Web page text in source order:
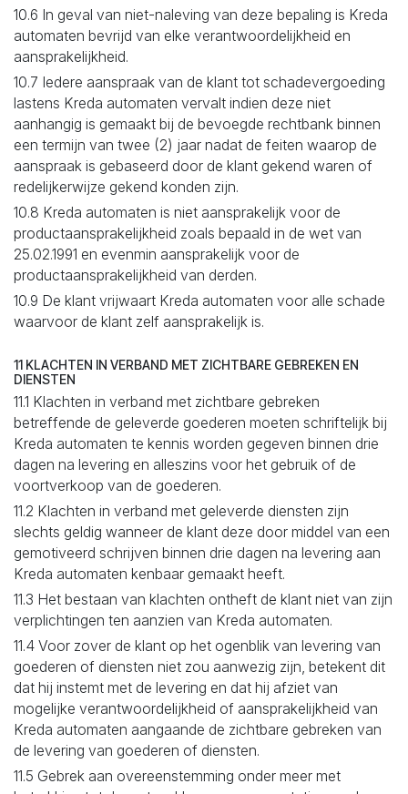
10.6 In geval van niet-naleving van deze bepaling is Kreda
automaten bevrijd van elke verantwoordelijkheid en
aansprakelijkheid.
10.7 Iedere aanspraak van de klant tot schadevergoeding
lastens Kreda automaten vervalt indien deze niet
aanhangig is gemaakt bij de bevoegde rechtbank binnen
een termijn van twee (2) jaar nadat de feiten waarop de
aanspraak is gebaseerd door de klant gekend waren of
redelijkerwijze gekend konden zijn.
10.8 Kreda automaten is niet aansprakelijk voor de
productaansprakelijkheid zoals bepaald in de wet van
25.02.1991 en evenmin aansprakelijk voor de
productaansprakelijkheid van derden.
10.9 De klant vrijwaart Kreda automaten voor alle schade
waarvoor de klant zelf aansprakelijk is.
11 KLACHTEN IN VERBAND MET ZICHTBARE GEBREKEN EN
DIENSTEN
11.1 Klachten in verband met zichtbare gebreken
betreffende de geleverde goederen moeten schriftelijk bij
Kreda automaten te kennis worden gegeven binnen drie
dagen na levering en alleszins voor het gebruik of de
voortverkoop van de goederen.
11.2 Klachten in verband met geleverde diensten zijn
slechts geldig wanneer de klant deze door middel van een
gemotiveerd schrijven binnen drie dagen na levering aan
Kreda automaten kenbaar gemaakt heeft.
11.3 Het bestaan van klachten ontheft de klant niet van zijn
verplichtingen ten aanzien van Kreda automaten.
11.4 Voor zover de klant op het ogenblik van levering van
goederen of diensten niet zou aanwezig zijn, betekent dit
dat hij instemt met de levering en dat hij afziet van
mogelijke verantwoordelijkheid of aansprakelijkheid van
Kreda automaten aangaande de zichtbare gebreken van
de levering van goederen of diensten.
11.5 Gebrek aan overeenstemming onder meer met